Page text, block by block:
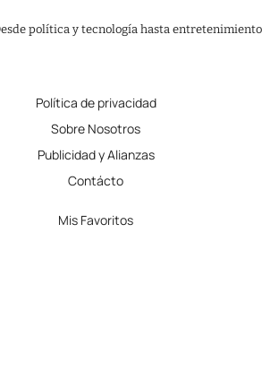
política y tecnología hasta
Política de privacidad
Sobre Nosotros
Publicidad y Alianzas
Contácto
Mis Favoritos